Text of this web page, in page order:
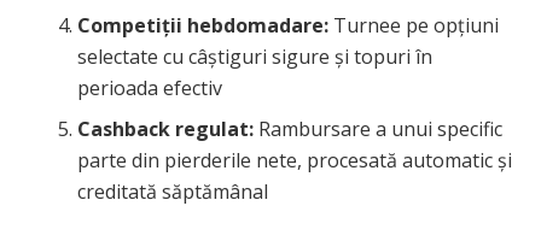
Competiții hebdomadare: Turnee pe opțiuni
selectate cu câștiguri sigure și topuri în
perioada efectiv
Cashback regulat: Rambursare a unui specific
parte din pierderile nete, procesată automatic și
creditată săptămânal